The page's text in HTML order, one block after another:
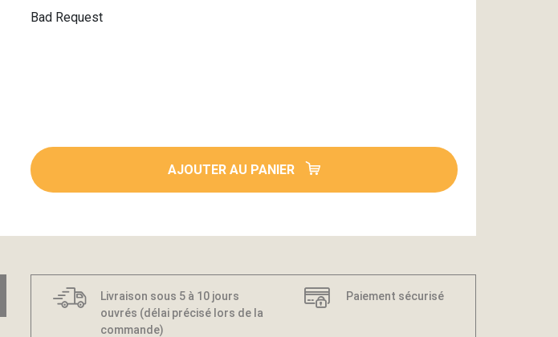
Bad Request
AJOUTER AU PANIER
Livraison sous 5 à 10 jours
ouvrés (délai précisé lors de la
commande)
Paiement sécurisé